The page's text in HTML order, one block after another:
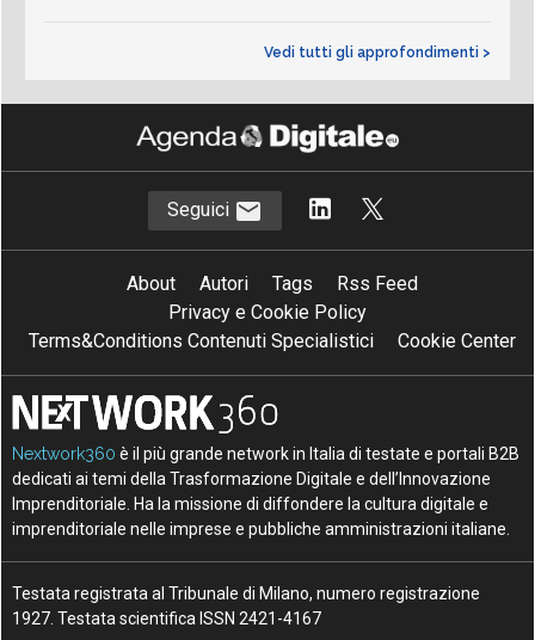
Vedi tutti gli approfondimenti >
Seguici
About Autori Tags
Rss Feed
Privacy e Cookie Policy
Terms&Conditions Contenuti Specialistici
Cookie Center
Nextwork360 è il più grande network in Italia di testate e portali B2B
dedicati ai temi della Trasformazione Digitale e dell’Innovazione
Imprenditoriale. Ha la missione di diffondere la cultura digitale e
imprenditoriale nelle imprese e pubbliche amministrazioni italiane.
Testata registrata al Tribunale di Milano, numero registrazione
1927. Testata scientifica ISSN 2421-4167